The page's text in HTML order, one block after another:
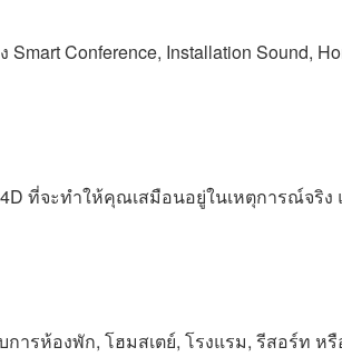
Conference, Installation Sound,
ที่จะทำให้คุณเสมือนอยู่ในเหตุการณ์จริง
ารห้องพัก, โฮมสเตย์, โรงแรม, รีสอร์ท ห